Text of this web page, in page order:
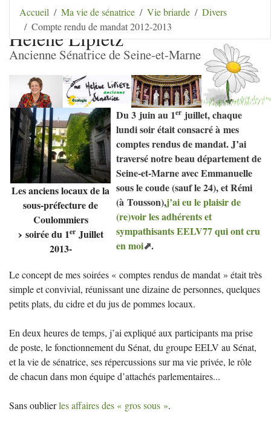
Aller au contenu Aller au menu
Aller au menu
secondaire
Aller à la recherche
Hélène Lipietz
Ancienne Sénatrice de Seine-et-Marne
Accueil Ma vie de sénatrice Vie briarde
Divers
Compte rendu de mandat 2012-2013
Les anciens locaux de la
sous-préfecture de
Coulommiers
soirée du 1erJuillet
2013-
Du 3 juin au 1er juillet, chaque
lundi soir était consacré à mes
comptes rendus de mandat. J’ai
traversé notre beau département de
Seine-et-Marne avec Emmanuelle
sous le coude (sauf le 24), et Rémi
(à Tousson),j’ai eu le plaisir de
(re)voir les adhérents et
sympathisantsEELV77qui ont cru
en moi .
Le concept de mes soirées « comptes rendus de mandat » était très
simple et convivial, réunissant une dizaine de personnes, quelques
petits plats, du cidre et du jus de pommes locaux.
En deux heures de temps, j’ai expliqué aux participants ma prise
de poste, le fonctionnement du Sénat, du groupeEELV au Sénat,
et la vie de sénatrice, ses répercussions sur ma vie privée, le rôle
de chacun dans mon équipe d’attachés parlementaires...
Sans oublierles affaires des « gros sous ».